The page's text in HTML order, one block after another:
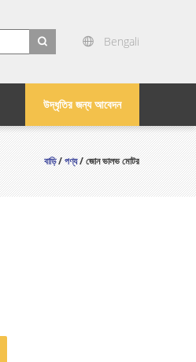
Bengali
উদ্ধৃতির জন্য আবেদন
বাড়ি/পণ্য/ জোন ভালভ মোটর